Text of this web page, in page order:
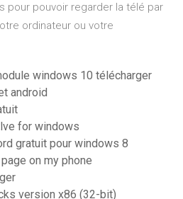
pour pouvoir regarder la télé par
ordinateur ou votre
windows 10 télécharger
android
for windows
gratuit pour windows 8
on my phone
version x86 (32-bit)